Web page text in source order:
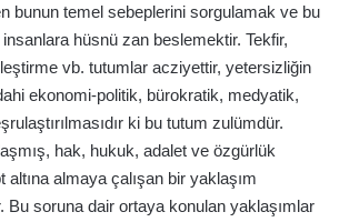
bunun temel sebeplerini sorgulamak ve bu
hüsnü zan beslemektir. Tekfir,
vb. tutumlar acziyettir, yetersizliğin
ekonomi-politik, bürokratik, medyatik,
ki bu tutum zulümdür.
hak, hukuk, adalet ve özgürlük
altına almaya çalışan bir yaklaşım
Bu soruna dair ortaya konulan yaklaşımlar